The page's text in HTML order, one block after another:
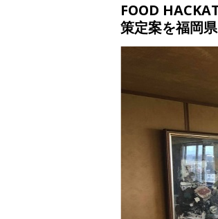
FOOD
策定案を福岡